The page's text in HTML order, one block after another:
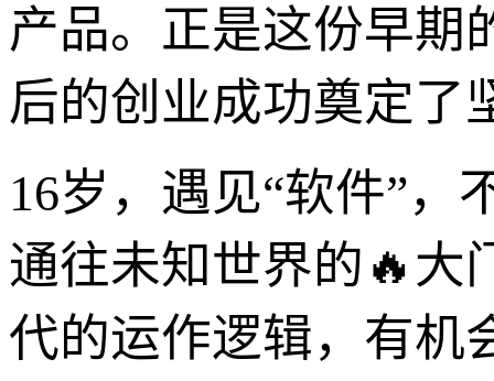
产品。正是这份早期
后的创业成功奠定了
16岁，遇见“软件”
通往未知世界的🔥大
代的运作逻辑，有机